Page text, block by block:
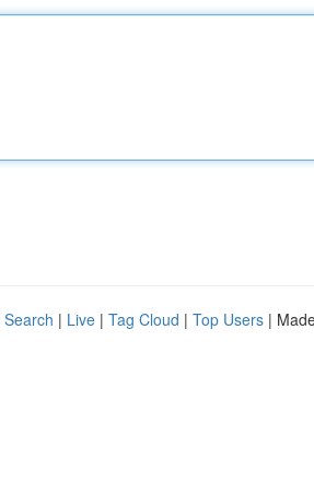
| Live | Tag Cloud | Top Users |